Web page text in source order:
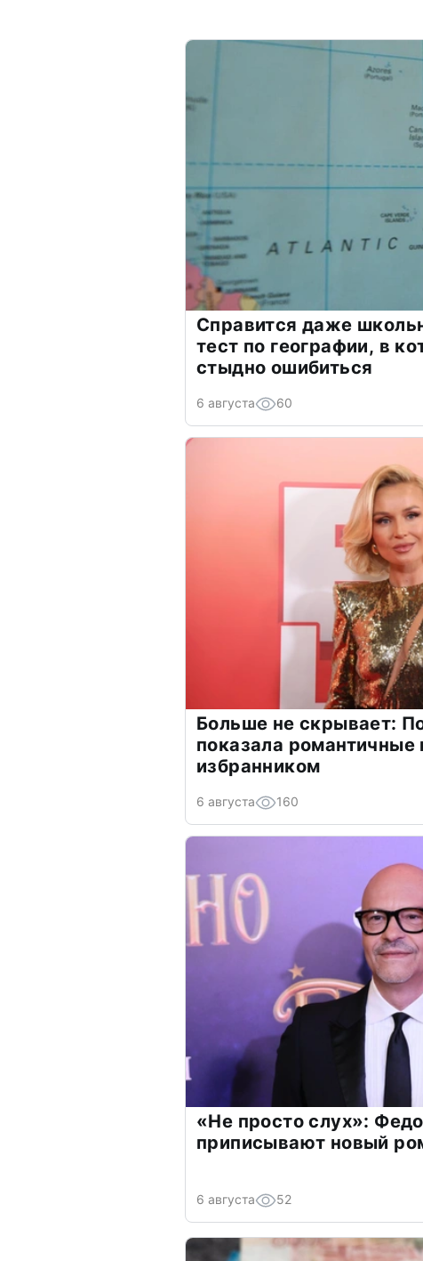
Справится даже
тест по географии, в
стыдно ошибиться
6 августа 60
Больше не скрывает:
показала
избранником
6 августа 160
«Не просто слух»:
приписывают новый
6 августа 52